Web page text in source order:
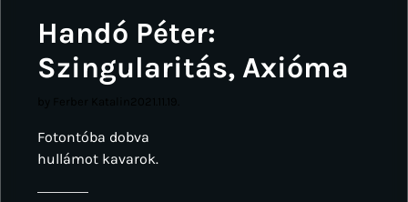
Handó Péter:
Szingularitás, Axióma
Fotontóba dobva
hullámot kavarok.